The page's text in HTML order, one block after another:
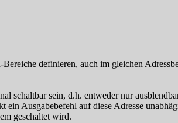
definieren, auch im gleichen
schaltbar sein, d.h. entweder nur
ein Ausgabebefehl auf diese Adresse
geschaltet wird.